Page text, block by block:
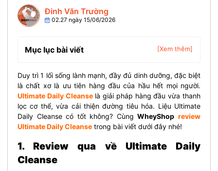
Đinh Văn Trường
02.27 ngày 15/06/2026
Mục lục bài viết [Xem thêm]
Duy trì 1 lối sống lành mạnh, đầy đủ dinh dưỡng, đặc biệt
là chất xơ là ưu tiên hàng đầu của hầu hết mọi người.
Ultimate Daily Cleanse là giải pháp hàng đầu vừa thanh
lọc cơ thể, vừa cải thiện đường tiêu hóa. Liệu Ultimate
Daily Cleanse có tốt không? CùngWheyShop review
Ultimate Daily Cleanse trong bài viết dưới đây nhé!
1. Review qua về Ultimate Daily
Cleanse